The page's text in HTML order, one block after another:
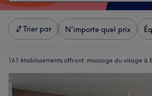
Trier par N'importe quel prix
161 établissements offrant: massage du visage à